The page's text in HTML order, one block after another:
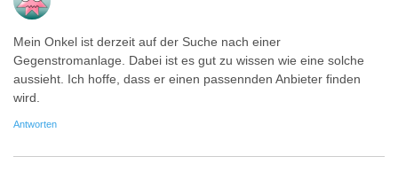
Mein Onkel ist derzeit auf der Suche nach einer
Gegenstromanlage. Dabei ist es gut zu wissen wie eine solche
aussieht. Ich hoffe, dass er einen passennden Anbieter finden
wird.
Antworten